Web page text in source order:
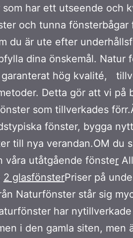
har ett utseende och
och tunna fönsterbågar
du är ute efter
dina önskemål. Natur
garanterat hög kvalité,
Detta gör att vi på
som tillverkades
fönster, bygga
till nya verandan.OM du
våra utåtgående fönster
2 glasfönsterPriser på
Naturfönster står sig
har
i den gamla siten, men